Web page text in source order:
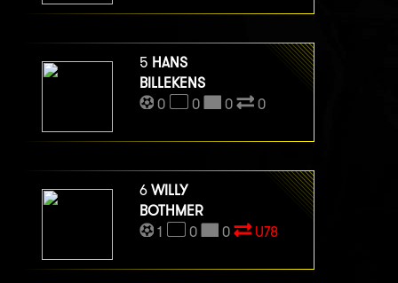
5 HANS
BILLEKENS
0
0 0 0
6 WILLY
BOTHMER
1
0 0 U78